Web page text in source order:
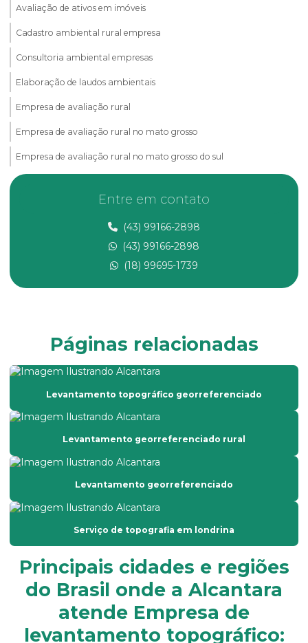
Avaliação de ativos em imóveis
Cadastro ambiental rural empresa
Consultoria ambiental empresas
Elaboração de laudos ambientais
Empresa de avaliação rural
Empresa de avaliação rural no mato grosso
Empresa de avaliação rural no mato grosso do sul
Empresa de consultoria ambiental
Empresa de georreferenciamento
Empresa prestadora de serviços de topografia
Empresa que faz laudo de avaliação de imóveis
Empresa de topografia em são paulo
Empresas de georreferenciamento de imóveis rurais
Georreferenciamento por drone
Georreferenciamento de imóveis
Georreferenciamento de imóveis rurais com drone
Georreferenciamento de propriedades rurais
Entre em contato
(43) 99166-2898
(43) 99166-2898
(18) 99695-1739
Páginas relacionadas
Levantamento topográfico georreferenciado
Levantamento georreferenciado rural
Levantamento georreferenciado
Serviço de topografia em londrina
Principais cidades e regiões
do Brasil onde a Alcantara
atende Empresa de
levantamento topográfico: